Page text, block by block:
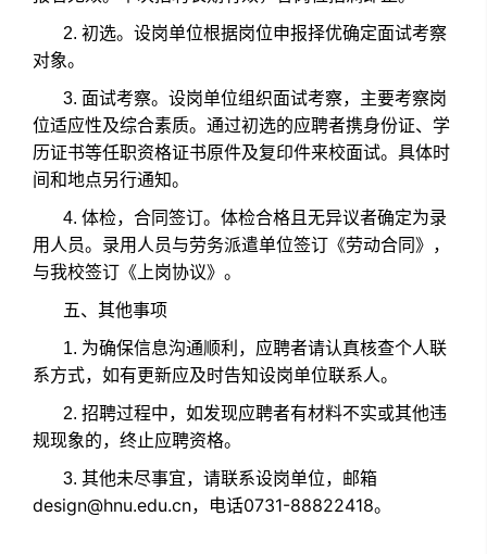
2. 初选。设岗单位根据岗位申报择优确定面试考察
对象。
3. 面试考察。设岗单位组织面试考察，主要考察岗
位适应性及综合素质。通过初选的应聘者携身份证、学
历证书等任职资格证书原件及复印件来校面试。具体时
间和地点另行通知。
4. 体检，合同签订。体检合格且无异议者确定为录
用人员。录用人员与劳务派遣单位签订《劳动合同》，
与我校签订《上岗协议》。
五、其他事项
1. 为确保信息沟通顺利，应聘者请认真核查个人联
系方式，如有更新应及时告知设岗单位联系人。
2. 招聘过程中，如发现应聘者有材料不实或其他违
规现象的，终止应聘资格。
3. 其他未尽事宜，请联系设岗单位，邮箱
design@hnu.edu.cn，电话0731-88822418。